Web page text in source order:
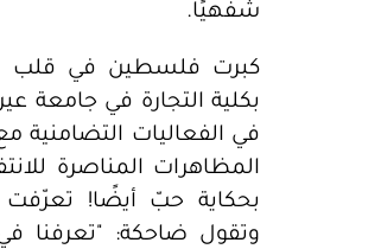
شفهيًا.
كبرت فلسطين في قلب
بكلية التجارة في
في الفعاليات التضامنية
المظاهرات المناصرة
بحكاية حبّ أيضًا! تعرّفت
وتقول ضاحكة: "تعرفنا